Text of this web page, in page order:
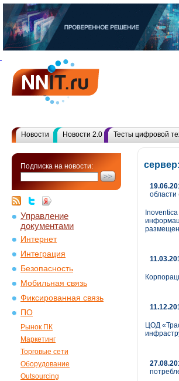
Новости Новости 2.0 Тесты цифровой
Подписка на новости:
Управление
документами
Интернет
Интеграция
Безопасность
Мобильная связь
Фиксированная связь
ПО
Рынок ПК
Маркетинг
Торговые сети
Оборудование
Outsourcing
области
ЦОД